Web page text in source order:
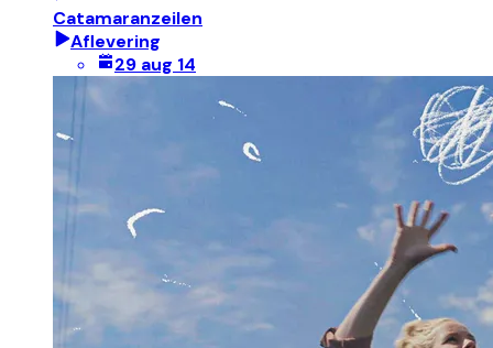
Catamaranzeilen
Aflevering
29 aug 14